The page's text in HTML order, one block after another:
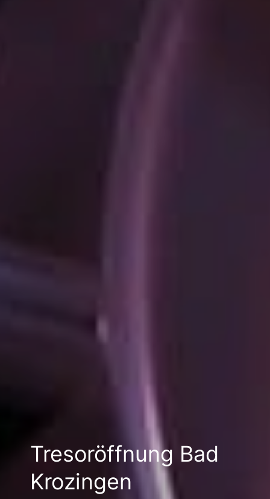
Tresoröffnung Bad
Krozingen